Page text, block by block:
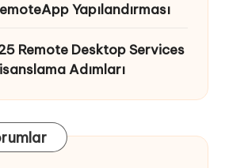
Yapılandırması
Remote Desktop Services
Adımları